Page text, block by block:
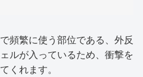
頻繁に使う部位である、外反
ルが入っているため、衝撃を
くれます。